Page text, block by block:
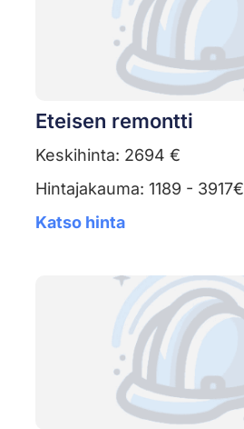
Eteisen remontti
Keskihinta: 2694 €
Hintajakauma: 1189 - 3917€
Katso hinta